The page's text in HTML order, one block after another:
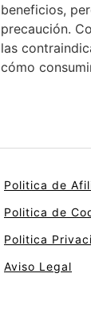
beneficios,
precaución.
las
cómo
Politica de
Politica de
Politica
Aviso Legal